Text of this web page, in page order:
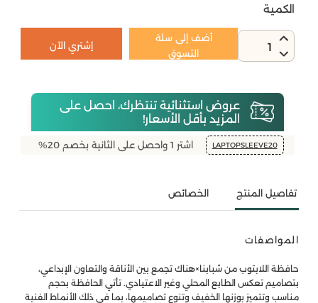
الكمية
1
أضف إلى سلة
التسوق
إشتري الآن
عروض استثنائية تنتظرك، احصل على
المزيد بأقل الأسعار!
LAPTOPSLEEVE20 اشتر 1 واحصل على الثانية بخصم 20%
تفاصيل المنتج الخصائص
المواصفات
حافظة اللابتوب من شبابنا×هناك تجمع بين الأناقة والتعاون الإبداعي،
بتصاميم تعكس الطابع المحلي وغير الاعتيادي. تأتي الحافظة بحجم
مناسب وتتميز بوزنها الخفيف وتنوع تصاميمها، بما في ذلك الأنماط الفنية